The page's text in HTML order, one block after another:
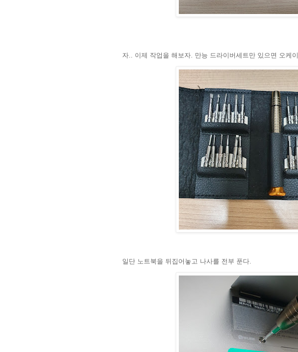
자.. 이제 작업을 해보자. 만능 드라이버세트만 있으면 오케이.
일단 노트북을 뒤집어놓고 나사를 전부 푼다.